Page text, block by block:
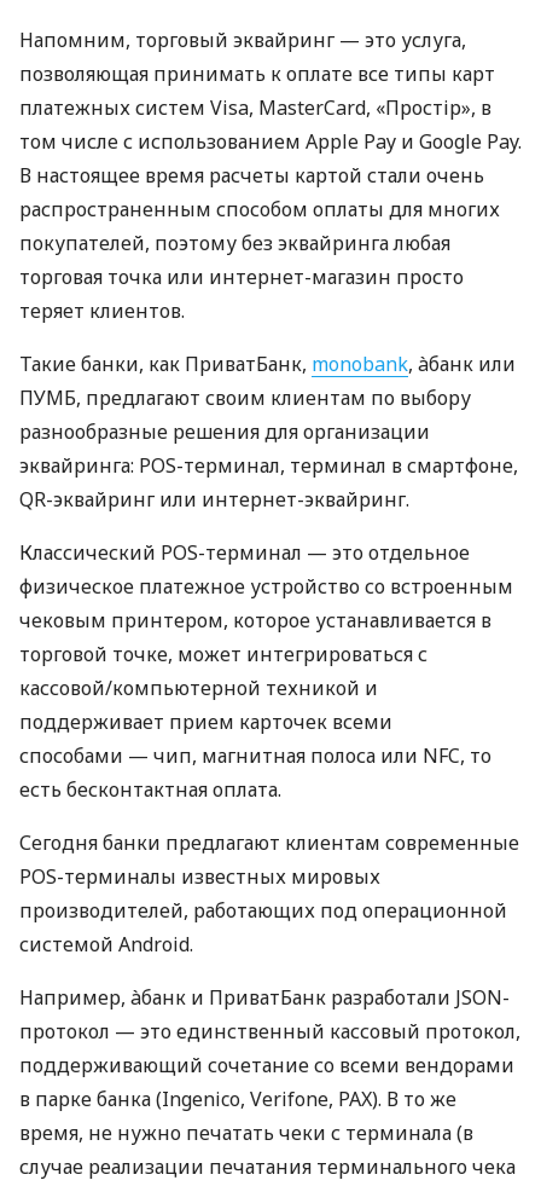
Напомним, торговый эквайринг — это услуга,
позволяющая принимать к оплате все типы карт
платежных систем Visa, MasterCard, «Простір», в
том числе с использованием Apple Pay и Google Pay.
В настоящее время расчеты картой стали очень
распространенным способом оплаты для многих
покупателей, поэтому без эквайринга любая
торговая точка или интернет-магазин просто
теряет клиентов.
Такие банки, как ПриватБанк, monobank, àбанк или
ПУМБ, предлагают своим клиентам по выбору
разнообразные решения для организации
эквайринга: POS-терминал, терминал в смартфоне,
QR-эквайринг или интернет-эквайринг.
Классический POS-терминал — это отдельное
физическое платежное устройство со встроенным
чековым принтером, которое устанавливается в
торговой точке, может интегрироваться с
кассовой/компьютерной техникой и
поддерживает прием карточек всеми
способами — чип, магнитная полоса или NFC, то
есть бесконтактная оплата.
Сегодня банки предлагают клиентам современные
POS-терминалы известных мировых
производителей, работающих под операционной
системой Android.
Например, àбанк и ПриватБанк разработали JSON-
протокол — это единственный кассовый протокол,
поддерживающий сочетание со всеми вендорами
в парке банка (Ingenico, Verifone, PAX). В то же
время, не нужно печатать чеки с терминала (в
случае реализации печатания терминального чека